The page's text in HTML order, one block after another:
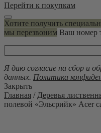
Перейти к покупкам
Хотите получить
мы перезвоним Ваш номер
Я даю согласие на сбор и
данных. Политика
Закрыть
Главная / Деревья
полевой «Эльсрийк» Acer